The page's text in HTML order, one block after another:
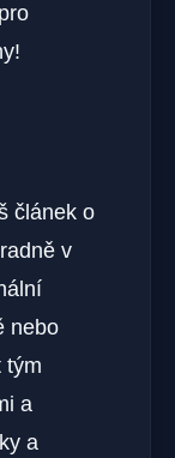
článek o
v
nebo
tým
a
a